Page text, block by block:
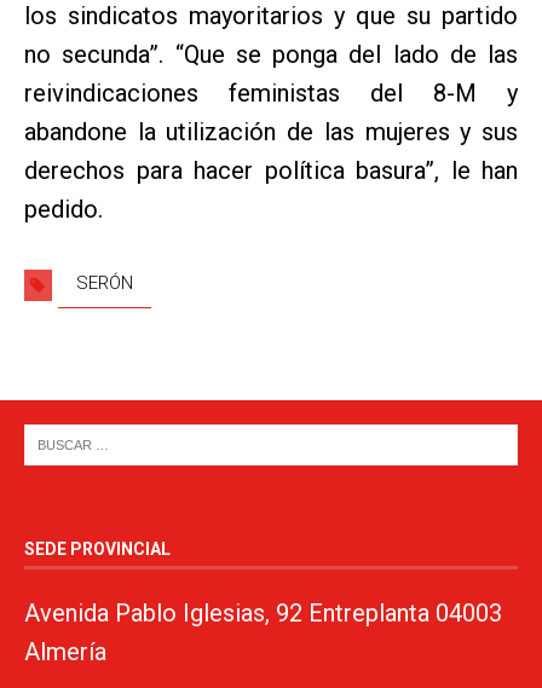
los sindicatos mayoritarios y que su partido
no secunda”. “Que se ponga del lado de las
reivindicaciones feministas del 8-M y
abandone la utilización de las mujeres y sus
derechos para hacer política basura”, le han
pedido.
SERÓN
SEDE PROVINCIAL
Avenida Pablo Iglesias, 92 Entreplanta 04003
Almería